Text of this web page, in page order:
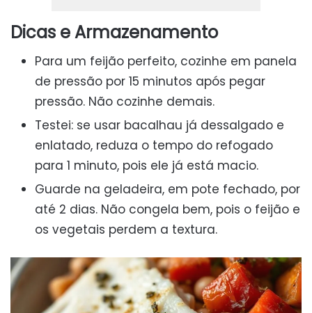
Dicas e Armazenamento
Para um feijão perfeito, cozinhe em panela
de pressão por 15 minutos após pegar
pressão. Não cozinhe demais.
Testei: se usar bacalhau já dessalgado e
enlatado, reduza o tempo do refogado
para 1 minuto, pois ele já está macio.
Guarde na geladeira, em pote fechado, por
até 2 dias. Não congela bem, pois o feijão e
os vegetais perdem a textura.